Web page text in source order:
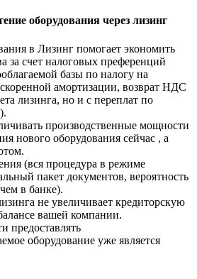
оборудования через лизинг
в Лизинг помогает экономить
за счет налоговых преференций
базы по налогу на
амортизации, возврат НДС
лизинга, но и с переплат по
производственные мощности
нового оборудования сейчас , а
(вся процедура в режиме
пакет документов, вероятность
в банке).
не увеличивает кредиторскую
вашей компании.
предоставлять
оборудование уже является